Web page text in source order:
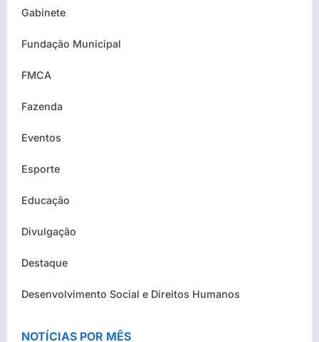
Gabinete
Fundação Municipal
FMCA
Fazenda
Eventos
Esporte
Educação
Divulgação
Destaque
Desenvolvimento Social e Direitos Humanos
NOTÍCIAS POR MÊS